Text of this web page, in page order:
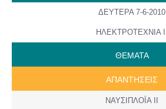
ΔΕΥΤΕΡΑ 7-6-2010
ΗΛΕΚΤΡΟΤΕΧΝΙΑ ΙΙ
ΘΕΜΑΤΑ
AΠANTΗΣΕΙΣ
ΝΑΥΣΙΠΛΟΪΑ ΙΙ